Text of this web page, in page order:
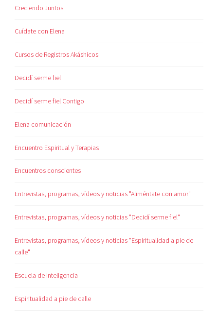
Creciendo Juntos
Cuídate con Elena
Cursos de Registros Akáshicos
Decidí serme fiel
Decidí serme fiel Contigo
Elena comunicación
Encuentro Espiritual y Terapias
Encuentros conscientes
Entrevistas, programas, vídeos y noticias "Aliméntate con amor"
Entrevistas, programas, vídeos y noticias "Decidí serme fiel"
Entrevistas, programas, vídeos y noticias "Espiritualidad a pie de
calle"
Escuela de Inteligencia
Espiritualidad a pie de calle